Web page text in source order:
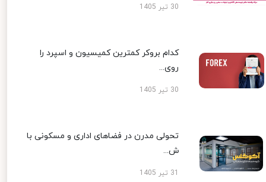
30 تیر 1405
کدام بروکر کمترین کمیسیون و اسپرد را
روی...
30 تیر 1405
تحولی مدرن در فضاهای اداری و مسکونی با
ش...